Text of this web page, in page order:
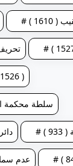
1610 )
# تحريف
)
# سلطة محكمة
# )
# عدم